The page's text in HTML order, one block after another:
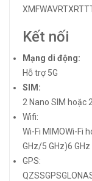
XMFWAVRTX
Kết nối
Mạng di động:
Hỗ trợ 5G
SIM:
2 Nano SIM hoặc
Wifi:
Wi-Fi MIMOWi-Fi
GHz/5 GHz)6 GHz
GPS: